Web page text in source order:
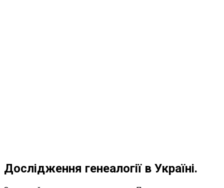
Дослідження генеалогії в Україні.